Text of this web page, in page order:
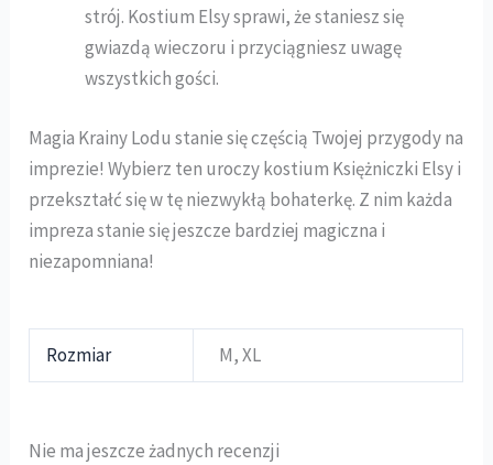
strój. Kostium Elsy sprawi, że staniesz się
gwiazdą wieczoru i przyciągniesz uwagę
wszystkich gości.
Magia Krainy Lodu stanie się częścią Twojej przygody na
imprezie! Wybierz ten uroczy kostium Księżniczki Elsy i
przekształć się w tę niezwykłą bohaterkę. Z nim każda
impreza stanie się jeszcze bardziej magiczna i
niezapomniana!
Rozmiar M, XL
Nie ma jeszcze żadnych recenzji